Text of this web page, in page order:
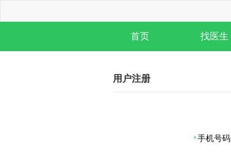
首页 找医生
用户注册
手机号码